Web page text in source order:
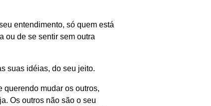
entendimento, só quem está
ou de se sentir sem outra
suas idéias, do seu jeito.
querendo mudar os outros,
Os outros não são o seu